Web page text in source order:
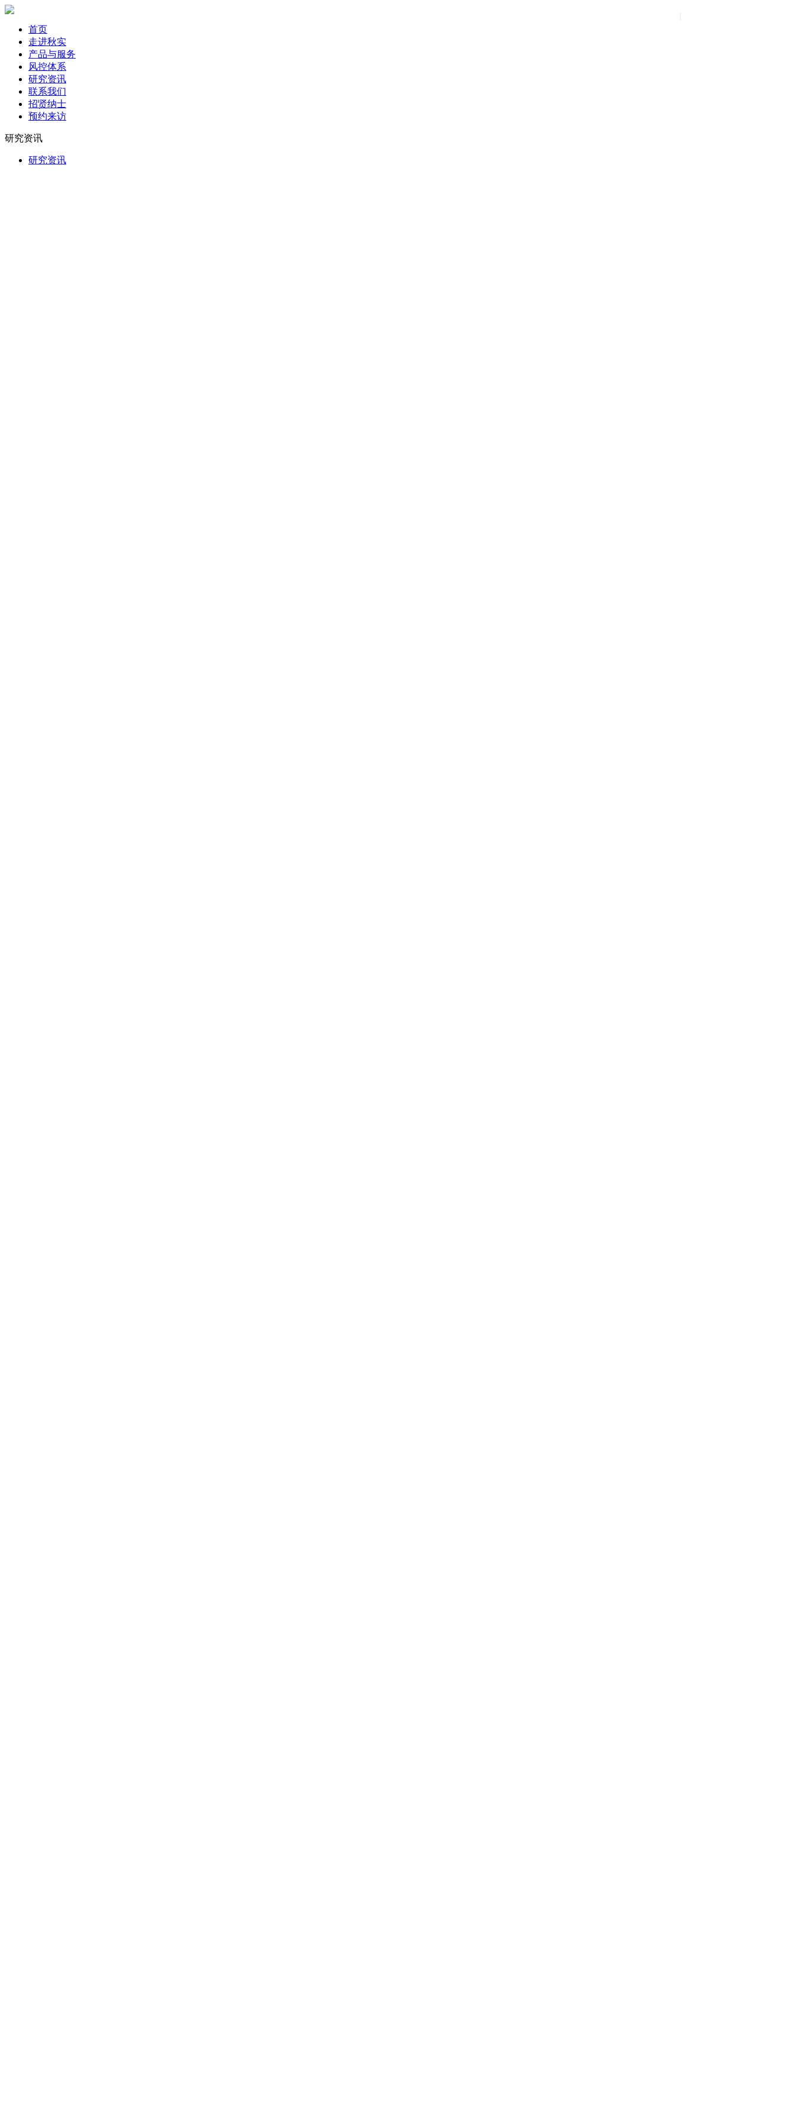
首页
走进秋实
产品与服务
风控体系
研究资讯
联系我们
招贤纳士
预约来访
研究资讯
研究资讯